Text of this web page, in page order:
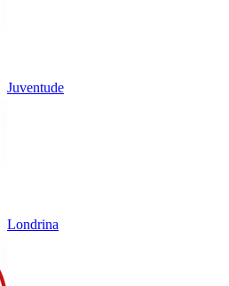
Juventude
Londrina